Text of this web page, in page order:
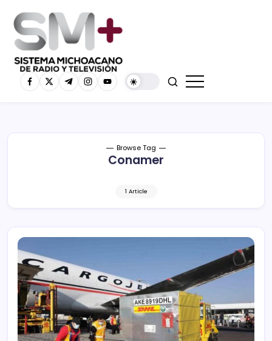
Browse Tag
Conamer
1 Article